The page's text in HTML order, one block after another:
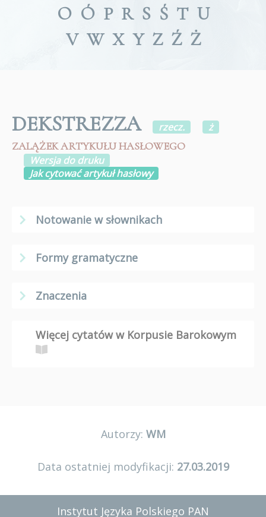
O Ó P R S Ś T U
V W X Y Z Ź Ż
DEKSTREZZA rzecz.
ż
ZALĄŻEK ARTYKUŁU HASŁOWEGO
Wersja do druku
Jak cytować artykuł hasłowy
Notowanie w słownikach
Formy gramatyczne
Znaczenia
Więcej cytatów w Korpusie Barokowym
Autorzy: WM
Data ostatniej modyfikacji: 27.03.2019
Instytut Języka Polskiego PAN